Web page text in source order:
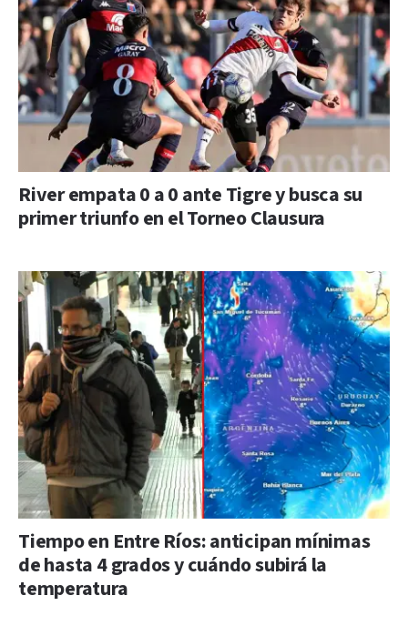
River empata 0 a 0 ante Tigre y busca su
primer triunfo en el Torneo Clausura
Tiempo en Entre Ríos: anticipan mínimas
de hasta 4 grados y cuándo subirá la
temperatura